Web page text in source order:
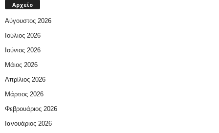
Αρχείο
Αύγουστος 2026
Ιούλιος 2026
Ιούνιος 2026
Μάιος 2026
Απρίλιος 2026
Μάρτιος 2026
Φεβρουάριος 2026
Ιανουάριος 2026